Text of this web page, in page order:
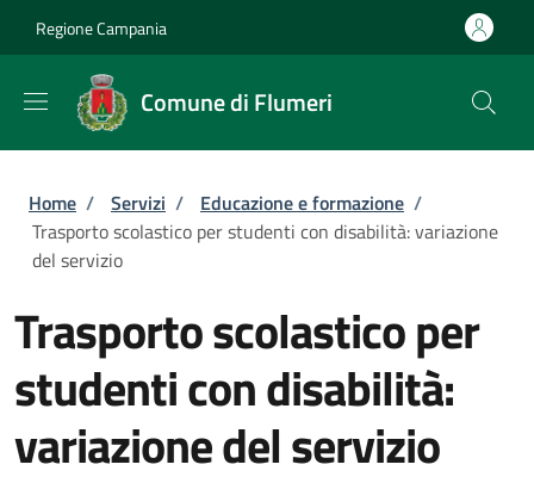
Regione Campania
Comune di Flumeri
Briciole di pane
Home / Servizi / Educazione e formazione /
Trasporto scolastico per studenti con disabilità: variazione
del servizio
Trasporto scolastico per
studenti con disabilità:
variazione del servizio